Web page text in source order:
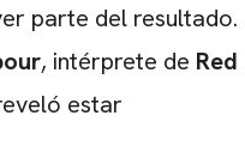
parte del resultado.
, intérprete de Red
estar